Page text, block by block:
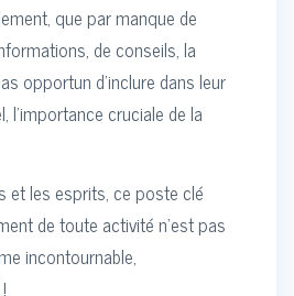
que par manque de
de conseils, la
opportun d'inclure dans leur
l’importance cruciale de la
et les esprits, ce poste clé
de toute activité n’est pas
incontournable,